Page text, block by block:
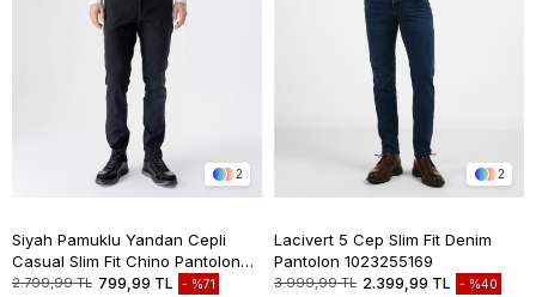
2
Siyah Pamuklu Yandan Cepli
Casual Slim Fit Chino Pantolon
1003235117
2.799,99 TL 799,99 TL %71
2
Lacivert 5 Cep Slim Fit Denim
Pantolon 1023255169
3.999,99 TL 2.399,99 TL %40